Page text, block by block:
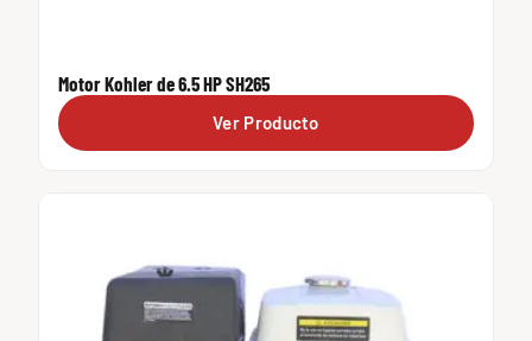
Motor Kohler de 6.5 HP SH265
Ver Producto